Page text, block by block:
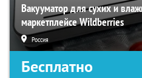
Вакууматор для сухих и
маркетплейсе Wildberries
Россия
Бесплатно